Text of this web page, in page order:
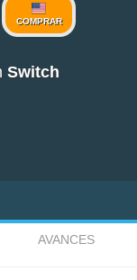
COMPRAR
Switch
AVANCES